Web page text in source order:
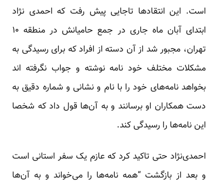
است. این انتقاد‌ها تاجایی پیش رفت که احمدی نژاد
ابتدای آبان ماه جاری در جمع حامیانش در منطقه ۱۰
تهران، مجبور شد از آن دسته از افراد که برای رسیدگی به
مشکلات مختلف خود نامه نوشته‌ و جواب نگرفته اند
بخواهد نامه‌های خود را با نام و نشانی و شماره دقیق به
دست همکاران او برسانند و به آن‌ها قول داد که شخصا
این نامه‌ها را رسیدگی کند.
احمدی‌نژاد حتی تاکید کرد که عازم یک سفر استانی است
و بعد از بازگشت “همه نامه‌ها را می‌خواند و به آن‌ها